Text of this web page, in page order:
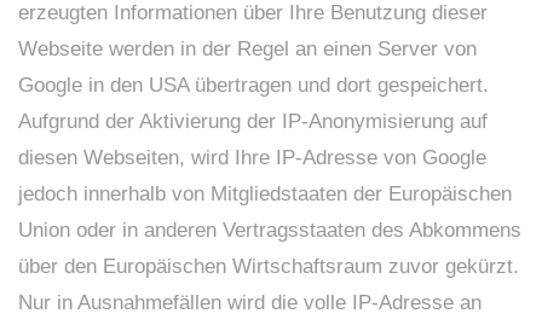
erzeugten Informationen über Ihre Benutzung dieser
Webseite werden in der Regel an einen Server von
Google in den USA übertragen und dort gespeichert.
Aufgrund der Aktivierung der IP-Anonymisierung auf
diesen Webseiten, wird Ihre IP-Adresse von Google
jedoch innerhalb von Mitgliedstaaten der Europäischen
Union oder in anderen Vertragsstaaten des Abkommens
über den Europäischen Wirtschaftsraum zuvor gekürzt.
Nur in Ausnahmefällen wird die volle IP-Adresse an